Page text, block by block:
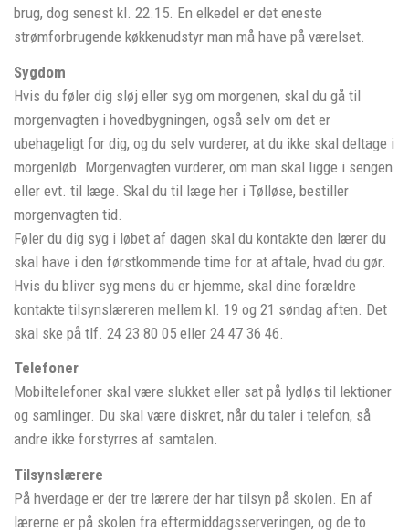
brug, dog senest kl. 22.15. En elkedel er det eneste
strømforbrugende køkkenudstyr man må have på værelset.
Sygdom
Hvis du føler dig sløj eller syg om morgenen, skal du gå til
morgenvagten i hovedbygningen, også selv om det er
ubehageligt for dig, og du selv vurderer, at du ikke skal deltage i
morgenløb. Morgenvagten vurderer, om man skal ligge i sengen
eller evt. til læge. Skal du til læge her i Tølløse, bestiller
morgenvagten tid.
Føler du dig syg i løbet af dagen skal du kontakte den lærer du
skal have i den førstkommende time for at aftale, hvad du gør.
Hvis du bliver syg mens du er hjemme, skal dine forældre
kontakte tilsynslæreren mellem kl. 19 og 21 søndag aften. Det
skal ske på tlf. 24 23 80 05 eller 24 47 36 46.
Telefoner
Mobiltelefoner skal være slukket eller sat på lydløs til lektioner
og samlinger. Du skal være diskret, når du taler i telefon, så
andre ikke forstyrres af samtalen.
Tilsynslærere
På hverdage er der tre lærere der har tilsyn på skolen. En af
lærerne er på skolen fra eftermiddagsserveringen, og de to